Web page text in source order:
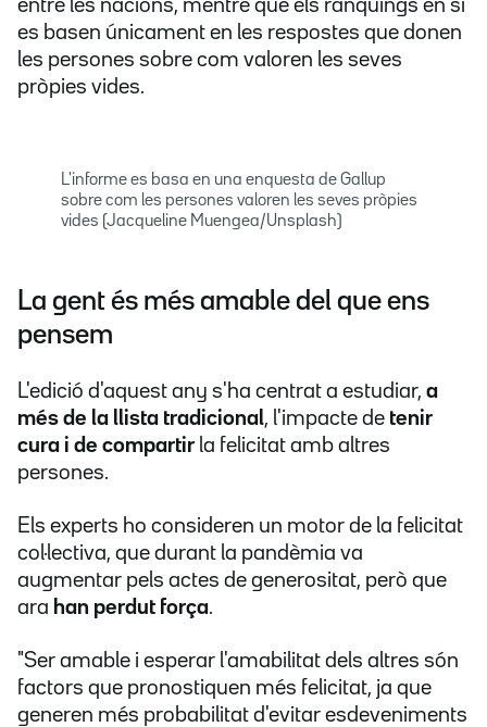
entre les nacions, mentre que els rànquings en si
es basen únicament en les respostes que donen
les persones sobre com valoren les seves
pròpies vides.
L'informe es basa en una enquesta de Gallup
sobre com les persones valoren les seves pròpies
vides (Jacqueline Muengea/Unsplash)
La gent és més amable del que ens
pensem
L'edició d'aquest any s'ha centrat a estudiar, a
més de la llista tradicional, l'impacte de tenir
cura i de compartir la felicitat amb altres
persones.
Els experts ho consideren un motor de la felicitat
col·lectiva, que durant la pandèmia va
augmentar pels actes de generositat, però que
ara han perdut força.
"Ser amable i esperar l'amabilitat dels altres són
factors que pronostiquen més felicitat, ja que
generen més probabilitat d'evitar esdeveniments